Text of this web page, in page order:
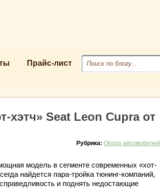
Прайс-лист
хэтч» Seat Leon Cupra от
Рубрика: Обзор автомобилей
модель в сегменте современных «хот-
найдется пара-тройка тюнинг-компаний,
и поднять недостающие